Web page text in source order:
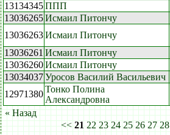
13134345ППП
13036265Исмаил Питончу
13036263Исмаил Питончу
13036261 Исмаил Питончу
13036260Исмаил Питончу
13034037Уросов Василий Васильевич
12971380Тонко Полина
Александровна
« Назад
<< 21 22 23 24 25 26 27 28